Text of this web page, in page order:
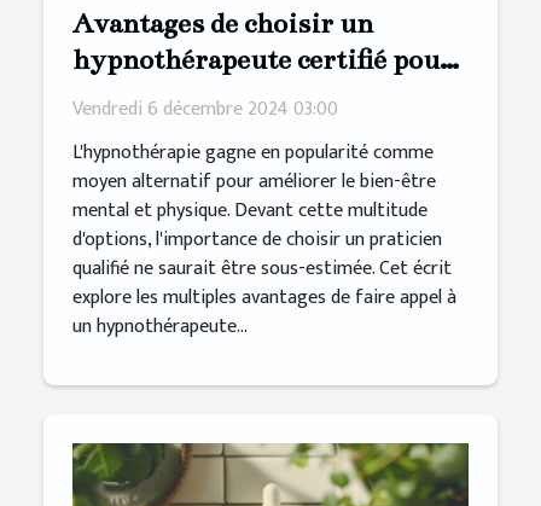
Avantages de choisir un
hypnothérapeute certifié pour
votre bien-être
Vendredi 6 décembre 2024 03:00
L'hypnothérapie gagne en popularité comme
moyen alternatif pour améliorer le bien-être
mental et physique. Devant cette multitude
d'options, l'importance de choisir un praticien
qualifié ne saurait être sous-estimée. Cet écrit
explore les multiples avantages de faire appel à
un hypnothérapeute...